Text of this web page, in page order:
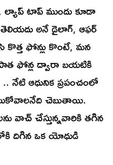
ల్యాప్ టాప్ ముందు కూడా
తెలియదు అనే డైలాగ్, ఆఫర్
కొత్త ఫోన్లు కొంటే, మన
ఫోన్ల ద్వారా బయటికి
ఆధునిక ప్రపంచంలో
చెబుతాయి.
వాచ్ చేస్తున్నవారికి తగిన
దిగిన ఒక యోధుడి